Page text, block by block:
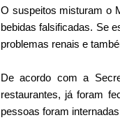
O suspeitos misturam o
bebidas falsificadas. Se
problemas renais e
De acordo com a
restaurantes, já foram
pessoas foram